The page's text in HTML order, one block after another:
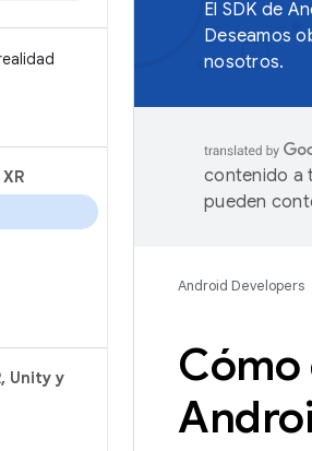
, Unity y
El SDK de
Deseamos
nosotros.
contenido a
pueden
Android Developers
Cómo